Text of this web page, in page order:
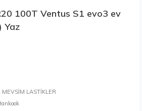
100T Ventus S1 evo3 ev
Yaz
MEVSİM LASTİKLER